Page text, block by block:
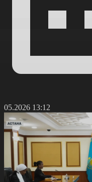
13:12